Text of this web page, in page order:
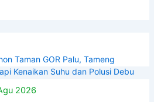
Taman GOR Palu, Tameng
Kenaikan Suhu dan Polusi Debu
2026